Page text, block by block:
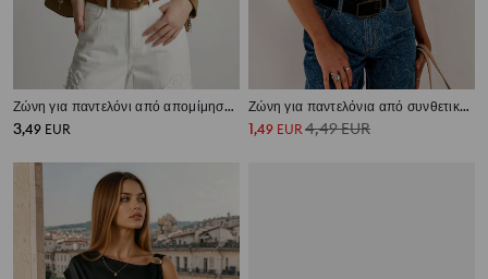
Ζώνη για παντελόνι από απομίμηση σουέτ
3,49 EUR
Ζώνη για παντελόνια από συνθετικό δέρμα
1,49 EUR 4,49EUR